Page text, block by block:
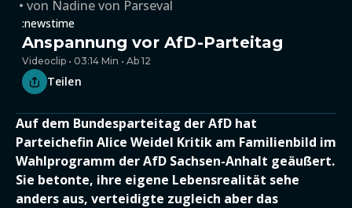
von Nadine von Parseval
:newstime
Anspannung vor AfD-Parteitag
Videoclip • 03:14 Min • Ab 12
Teilen
Auf dem Bundesparteitag der AfD hat
Parteichefin Alice Weidel Kritik am Familienbild im
Wahlprogramm der AfD Sachsen-Anhalt geäußert.
Sie betonte, ihre eigene Lebensrealität sehe
anders aus, verteidigte zugleich aber das